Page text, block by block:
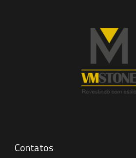
Contatos